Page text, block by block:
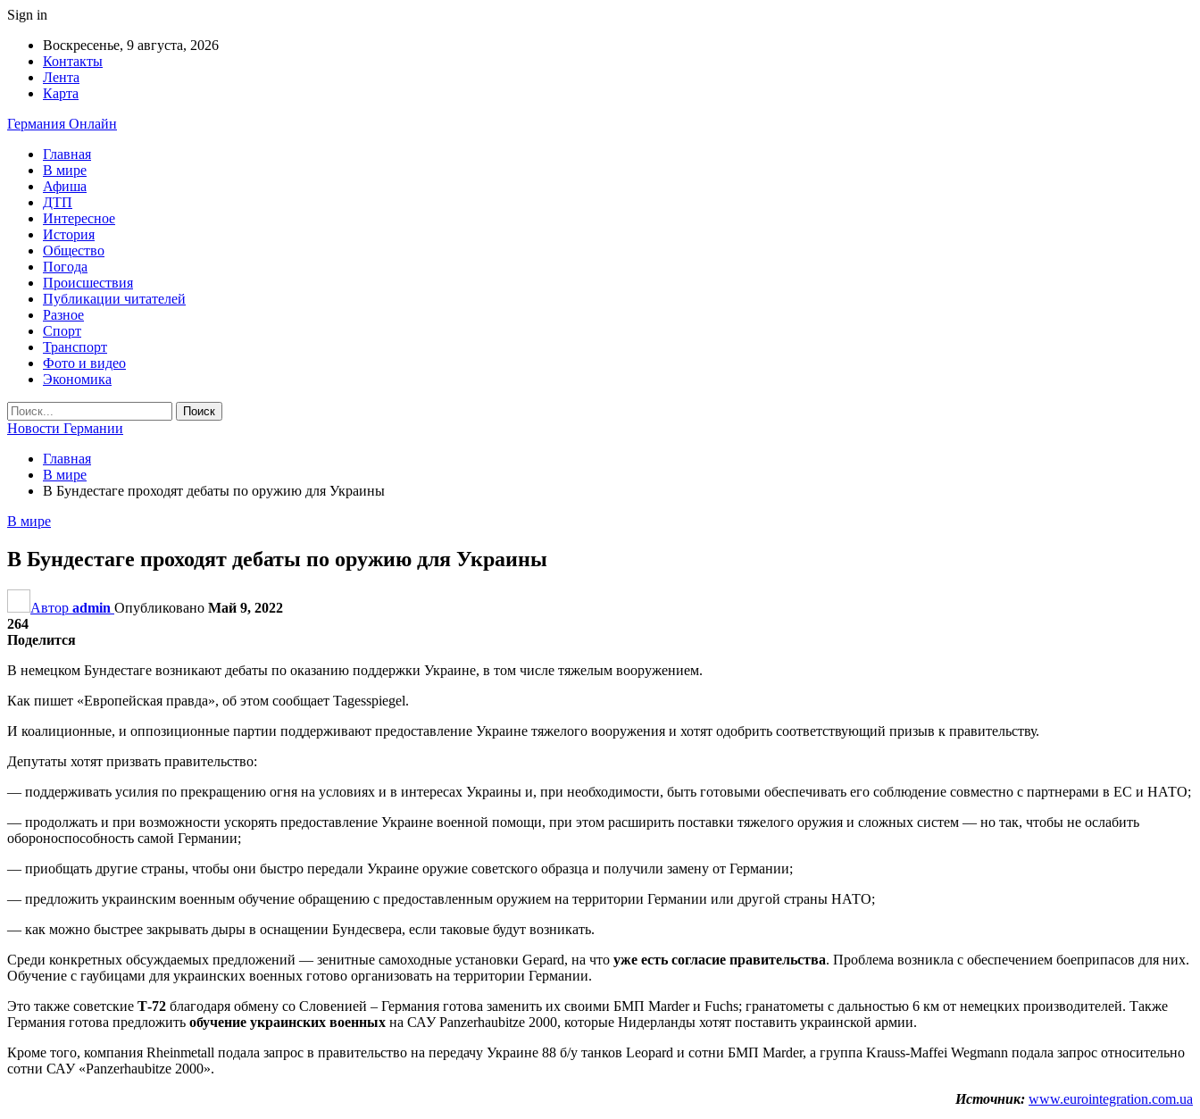
Sign in
Воскресенье, 9 августа, 2026
Контакты
Лента
Карта
Германия Онлайн
Главная
В мире
Афиша
ДТП
Интересное
История
Общество
Погода
Происшествия
Публикации читателей
Разное
Спорт
Транспорт
Фото и видео
Экономика
Новости Германии
Главная
В мире
В Бундестаге проходят дебаты по оружию для Украины
В мире
В Бундестаге проходят дебаты по оружию для Украины
Автор admin Опубликовано Май 9, 2022
264
Поделится
В немецком Бундестаге возникают дебаты по оказанию поддержки Украине, в том числе тяжелым вооружением.
Как пишет «Европейская правда», об этом сообщает Tagesspiegel.
И коалиционные, и оппозиционные партии поддерживают предоставление Украине тяжелого вооружения и хотят одобрить соответствующий призыв к правительству.
Депутаты хотят призвать правительство:
— поддерживать усилия по прекращению огня на условиях и в интересах Украины и, при необходимости, быть готовыми обеспечивать его соблюдение совместно с партнерами в ЕС и НАТО;
— продолжать и при возможности ускорять предоставление Украине военной помощи, при этом расширить поставки тяжелого оружия и сложных систем — но так, чтобы не ослабить
обороноспособность самой Германии;
— приобщать другие страны, чтобы они быстро передали Украине оружие советского образца и получили замену от Германии;
— предложить украинским военным обучение обращению с предоставленным оружием на территории Германии или другой страны НАТО;
— как можно быстрее закрывать дыры в оснащении Бундесвера, если таковые будут возникать.
Среди конкретных обсуждаемых предложений — зенитные самоходные установки Gepard, на что уже есть согласие правительства. Проблема возникла с обеспечением боеприпасов для них.
Обучение с гаубицами для украинских военных готово организовать на территории Германии.
Это также советские Т-72 благодаря обмену со Словенией – Германия готова заменить их своими БМП Marder и Fuchs; гранатометы с дальностью 6 км от немецких производителей. Также
Германия готова предложить обучение украинских военных на САУ Panzerhaubitze 2000, которые Нидерланды хотят поставить украинской армии.
Кроме того, компания Rheinmetall подала запрос в правительство на передачу Украине 88 б/у танков Leopard и сотни БМП Marder, а группа Krauss-Maffei Wegmann подала запрос относительно
сотни САУ «Panzerhaubitze 2000».
Источник: www.eurointegration.com.ua